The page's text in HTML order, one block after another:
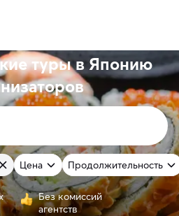
туры в Японию
Цена Продолжительность
Без комиссий
агентств